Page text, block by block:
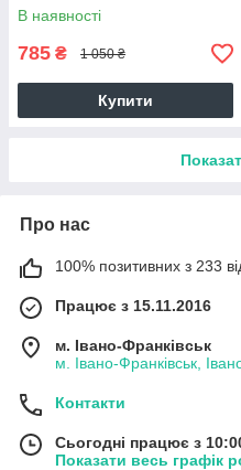
В наявності
785 ₴ 1 050 ₴
Купити
Про нас
100% позитивних з 233
Працює з 15.11.2016
м. Івано-Франківськ
м. Івано-Франківськ,
Контакти
Сьогодні працює з
Показати весь графік